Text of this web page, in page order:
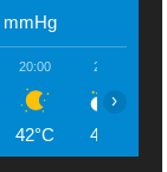
mmHg
20:00
42°C
21:00
41°C
›